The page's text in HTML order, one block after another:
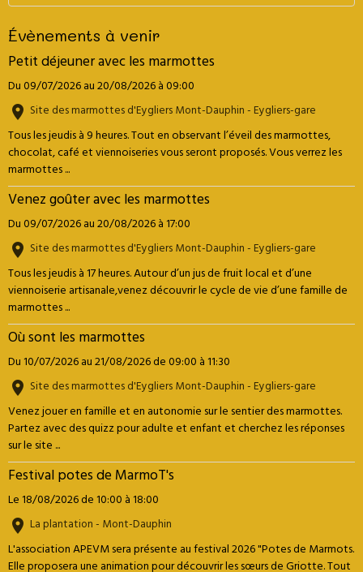
Évènements à venir
Petit déjeuner avec les marmottes
Du 09/07/2026au 20/08/2026à 09:00
Site des marmottes d'Eygliers Mont-Dauphin - Eygliers-gare
Tous les jeudis à 9 heures. Tout en observant l’éveil des marmottes,
chocolat, café et viennoiseries vous seront proposés. Vous verrez les
marmottes ...
Venez goûter avec les marmottes
Du 09/07/2026au 20/08/2026à 17:00
Site des marmottes d'Eygliers Mont-Dauphin - Eygliers-gare
Tous les jeudis à 17 heures. Autour d’un jus de fruit local et d’une
viennoiserie artisanale,venez découvrir le cycle de vie d’une famille de
marmottes ...
Où sont les marmottes
Du 10/07/2026au 21/08/2026de 09:00à 11:30
Site des marmottes d'Eygliers Mont-Dauphin - Eygliers-gare
Venez jouer en famille et en autonomie sur le sentier des marmottes.
Partez avec des quizz pour adulte et enfant et cherchez les réponses
sur le site ...
Festival potes de MarmoT's
Le 18/08/2026de 10:00à 18:00
La plantation - Mont-Dauphin
L'association APEVM sera présente au festival 2026 "Potes de Marmots.
Elle proposera une animation pour découvrir les sœurs de Griotte. Tout